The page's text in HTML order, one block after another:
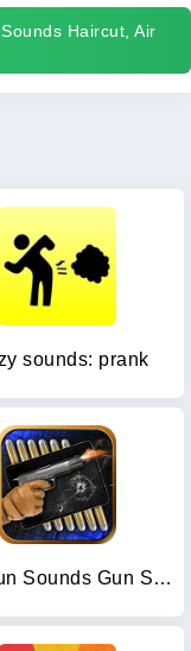
Haircut, Air
sounds: prank
Shotgun Sounds Gun Simulator